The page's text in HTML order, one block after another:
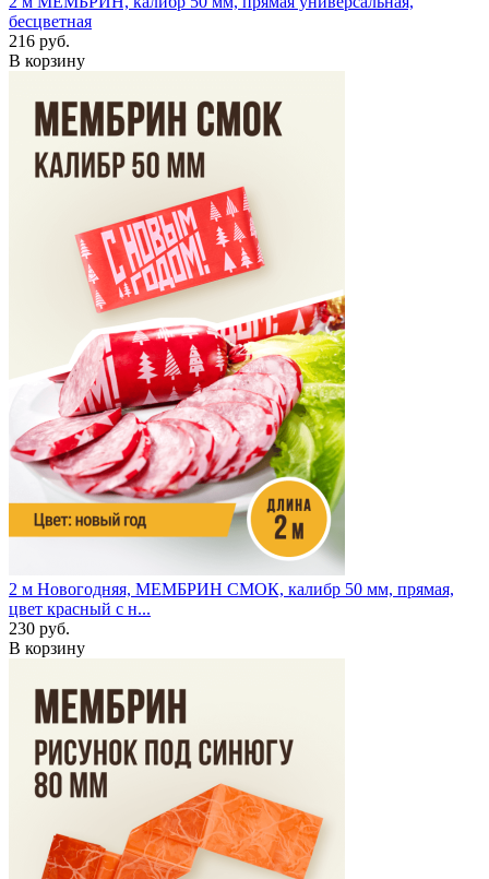
бесцветная
216 руб.
В корзину
2 м Новогодняя, МЕМБРИН СМОК, калибр 50 мм, прямая,
цвет красный с н...
230 руб.
В корзину